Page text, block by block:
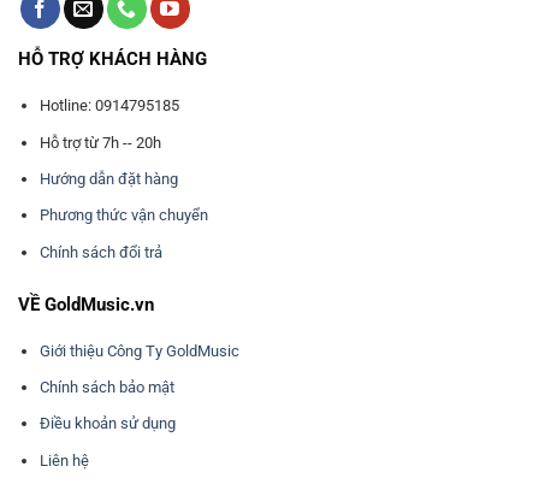
HỖ TRỢ KHÁCH HÀNG
Hotline: 0914795185
Hỗ trợ từ 7h -- 20h
Hướng dẫn đặt hàng
Phương thức vận chuyển
Chính sách đổi trả
VỀ GoldMusic.vn
Giới thiệu Công Ty GoldMusic
Chính sách bảo mật
Điều khoản sử dụng
Liên hệ